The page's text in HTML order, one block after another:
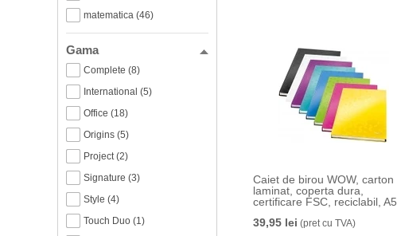
matematica (46)
Gama
Complete (8)
International (5)
Office (18)
Origins (5)
Project (2)
Signature (3)
Style (4)
Touch Duo (1)
Caiet de birou WOW, carton
laminat, coperta dura,
certificare FSC, reciclabil, A5,
39,95 lei (pret cu TVA)